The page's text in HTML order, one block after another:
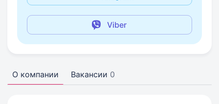
Viber
О компании Вакансии 0